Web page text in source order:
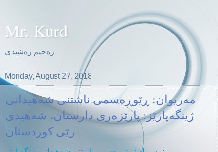
Mr. Kurd
ره‌حیم ره‌شیدی
Monday, August 27, 2018
مه‌ریوان: ڕێوڕەسمی ناشتنی شەهیدانی
ژینگەپارێز: پارێزه‌ری دارستان، شه‌هیدی
رێی كوردستان